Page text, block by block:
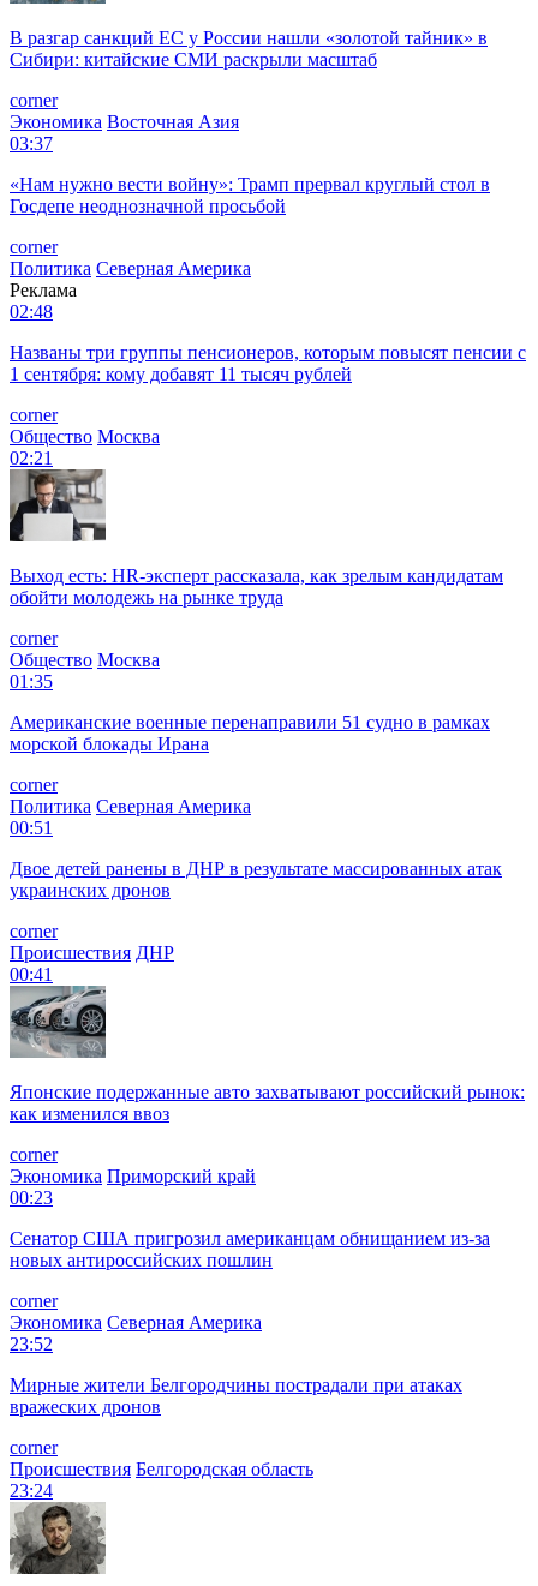
В разгар санкций ЕС у России нашли «золотой тайник» в
Сибири: китайские СМИ раскрыли масштаб
corner
Экономика Восточная Азия
03:37
«Нам нужно вести войну»: Трамп прервал круглый стол в
Госдепе неоднозначной просьбой
corner
Политика Северная Америка
Реклама
02:48
Названы три группы пенсионеров, которым повысят пенсии с
1 сентября: кому добавят 11 тысяч рублей
corner
Общество Москва
02:21
Выход есть: HR-эксперт рассказала, как зрелым кандидатам
обойти молодежь на рынке труда
corner
Общество Москва
01:35
Американские военные перенаправили 51 судно в рамках
морской блокады Ирана
corner
Политика Северная Америка
00:51
Двое детей ранены в ДНР в результате массированных атак
украинских дронов
corner
Происшествия ДНР
00:41
Японские подержанные авто захватывают российский рынок:
как изменился ввоз
corner
Экономика Приморский край
00:23
Сенатор США пригрозил американцам обнищанием из-за
новых антироссийских пошлин
corner
Экономика Северная Америка
23:52
Мирные жители Белгородчины пострадали при атаках
вражеских дронов
corner
Происшествия Белгородская область
23:24